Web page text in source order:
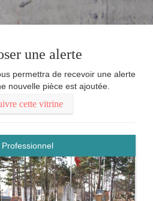
une alerte
permettra de recevoir une alerte
nouvelle pièce est ajoutée.
cette vitrine
Professionnel